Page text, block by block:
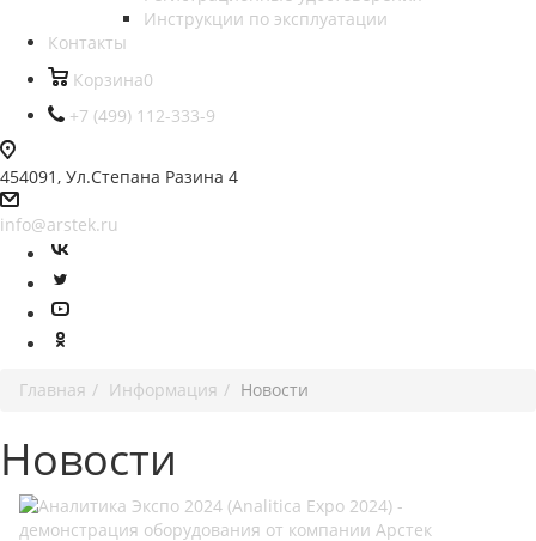
Инструкции по эксплуатации
Контакты
Корзина0
+7 (499) 112-333-9
454091, Ул.Степана Разина 4
info@arstek.ru
Главная Информация Новости
Новости